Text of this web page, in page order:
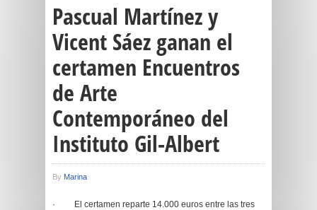
Pascual Martínez y
Vicent Sáez ganan el
certamen Encuentros
de Arte
Contemporáneo del
Instituto Gil-Albert
By Marina
· El certamen reparte 14.000 euros entre las tres